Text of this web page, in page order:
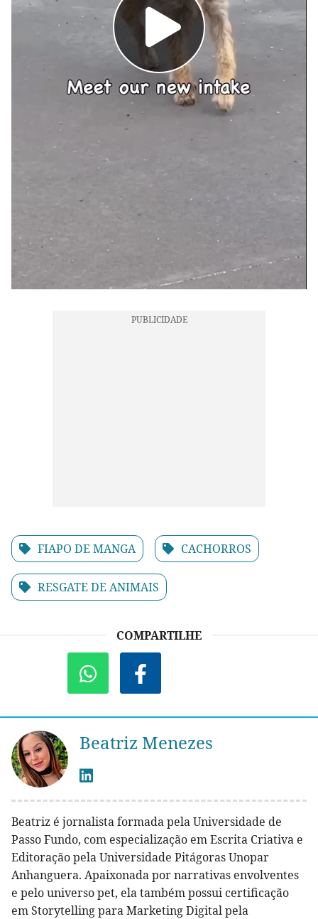
FIAPO DE MANGA CACHORROS
RESGATE DE ANIMAIS
COMPARTILHE
Beatriz Menezes
Beatriz é jornalista formada pela Universidade de
Passo Fundo, com especialização em Escrita Criativa e
Editoração pela Universidade Pitágoras Unopar
Anhanguera. Apaixonada por narrativas envolventes
e pelo universo pet, ela também possui certificação
em Storytelling para Marketing Digital pela